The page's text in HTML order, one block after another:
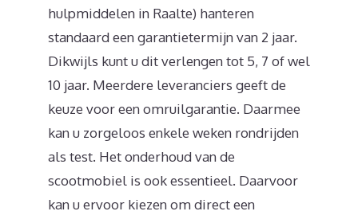
hulpmiddelen in Raalte) hanteren
standaard een garantietermijn van 2 jaar.
Dikwijls kunt u dit verlengen tot 5, 7 of wel
10 jaar. Meerdere leveranciers geeft de
keuze voor een omruilgarantie. Daarmee
kan u zorgeloos enkele weken rondrijden
als test. Het onderhoud van de
scootmobiel is ook essentieel. Daarvoor
kan u ervoor kiezen om direct een